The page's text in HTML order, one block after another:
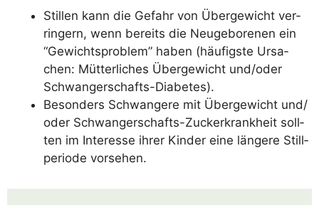
Stil­len kann die Gefahr von Über­ge­wicht ver­
rin­gern, wenn bereits die Neu­ge­bo­re­nen ein
“Gewichts­pro­blem” haben (häu­figs­te Ursa­
chen: Müt­ter­li­ches Über­ge­wicht und/​oder
Schwangerschafts-Diabetes).
Beson­ders Schwan­ge­re mit Über­ge­wicht und/​
oder Schwan­ger­schafts-Zucker­krank­heit soll­
ten im Inter­es­se ihrer Kin­der eine län­ge­re Still­
pe­ri­ode vorsehen.